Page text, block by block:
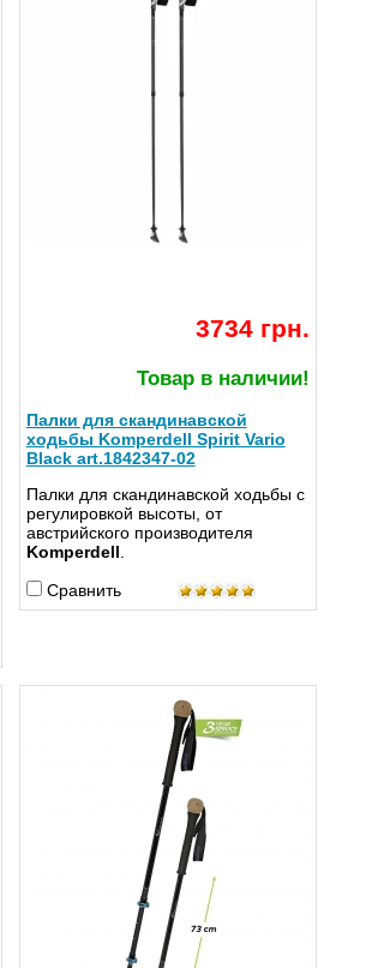
3734 грн.
Товар в наличии!
Палки для скандинавской
ходьбы Komperdell Spirit Vario
Black art.1842347-02
Палки для скандинавской ходьбы с
регулировкой высоты, от
австрийского производителя
Komperdell
Сравнить